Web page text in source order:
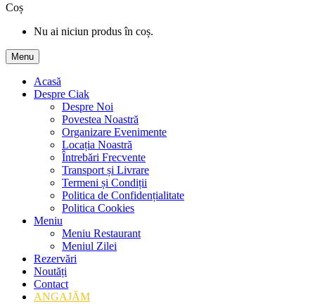
Coș
Nu ai niciun produs în coș.
Menu
Acasă
Despre Ciak
Despre Noi
Povestea Noastră
Organizare Evenimente
Locația Noastră
Întrebări Frecvente
Transport și Livrare
Termeni și Condiții
Politica de Confidențialitate
Politica Cookies
Meniu
Meniu Restaurant
Meniul Zilei
Rezervări
Noutăți
Contact
ANGAJĂM